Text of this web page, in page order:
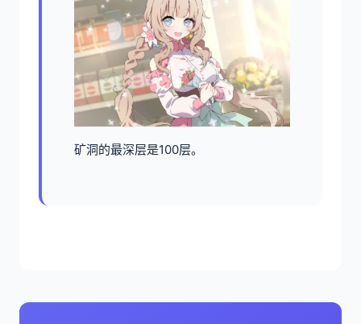
矿洞的最深层是100层。